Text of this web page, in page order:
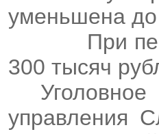
уменьшена
При
300 тысяч
управления